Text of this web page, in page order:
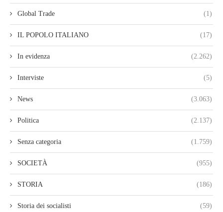
Global Trade (1)
IL POPOLO ITALIANO (17)
In evidenza (2.262)
Interviste (5)
News (3.063)
Politica (2.137)
Senza categoria (1.759)
SOCIETÀ (955)
STORIA (186)
Storia dei socialisti (59)